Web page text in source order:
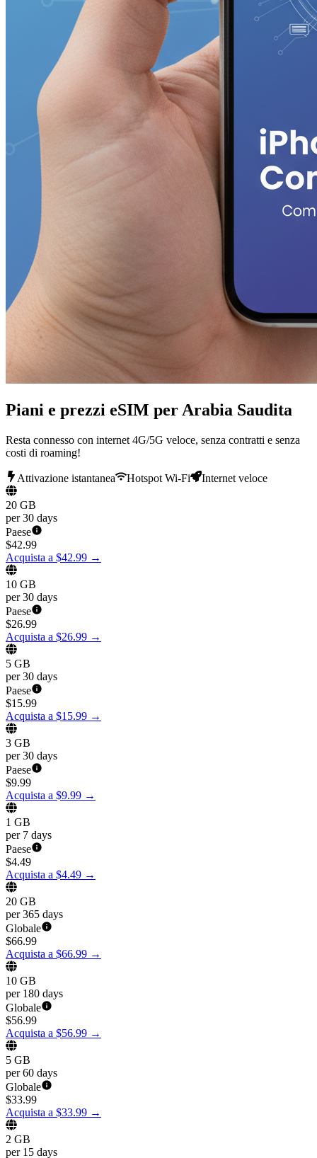
Piani e prezzi eSIM per Arabia Saudita
Resta connesso con internet 4G/5G veloce, senza contratti e senza
costi di roaming!
Attivazione istantanea Hotspot Wi-Fi Internet veloce
20 GB
per 30 days
Paese
$42.99
Acquista a $42.99 →
10 GB
per 30 days
Paese
$26.99
Acquista a $26.99 →
5 GB
per 30 days
Paese
$15.99
Acquista a $15.99 →
3 GB
per 30 days
Paese
$9.99
Acquista a $9.99 →
1 GB
per 7 days
Paese
$4.49
Acquista a $4.49 →
20 GB
per 365 days
Globale
$66.99
Acquista a $66.99 →
10 GB
per 180 days
Globale
$56.99
Acquista a $56.99 →
5 GB
per 60 days
Globale
$33.99
Acquista a $33.99 →
2 GB
per 15 days